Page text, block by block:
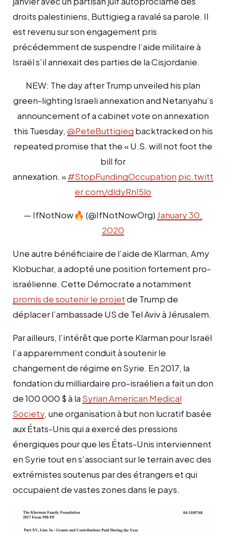
droits palestiniens, Buttigieg a ravalé sa parole. Il
est revenu sur son engagement pris
précédemment de suspendre l’aide militaire à
Israël s’il annexait des parties de la Cisjordanie.
NEW: The day after Trump unveiled his plan
green-lighting Israeli annexation and Netanyahu’s
announcement of a cabinet vote on annexation
this Tuesday, @PeteButtigieg backtracked on his
repeated promise that the « U.S. will not foot the
bill for
annexation. »#StopFundingOccupation pic.twitt
er.com/dldyRnI5lo
— IfNotNow🔥 (@IfNotNowOrg) January 30,
2020
Une autre bénéficiaire de l’aide de Klarman, Amy
Klobuchar, a adopté une position fortement pro-
israélienne. Cette Démocrate a notamment
promis de soutenir le projetde Trump de
déplacer l’ambassade US de Tel Aviv à Jérusalem.
Par ailleurs, l’intérêt que porte Klarman pour Israël
l’a apparemment conduit à soutenir le
changement de régime en Syrie. En 2017, la
fondation du milliardaire pro-israélien a fait un don
de 100 000 $ à la Syrian American Medical
Society, une organisation à but non lucratif basée
aux États-Unis qui a exercé des pressions
énergiques pour que les États-Unis interviennent
en Syrie tout en s’associant sur le terrain avec des
extrémistes soutenus par des étrangers et qui
occupaient de vastes zones dans le pays.